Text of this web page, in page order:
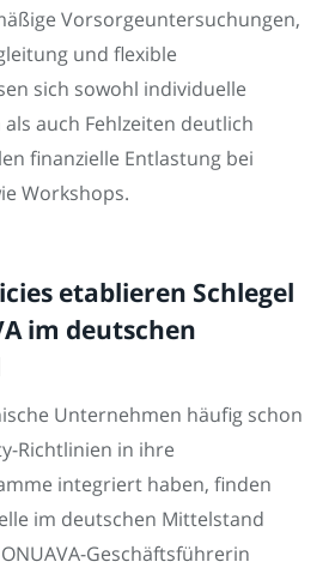
Vorsorgeuntersuchungen,
und flexible
sich sowohl individuelle
auch Fehlzeiten deutlich
finanzielle Entlastung bei
Workshops.
etablieren Schlegel
im deutschen
Unternehmen häufig schon
Richtlinien in ihre
integriert haben, finden
im deutschen Mittelstand
Geschäftsführerin